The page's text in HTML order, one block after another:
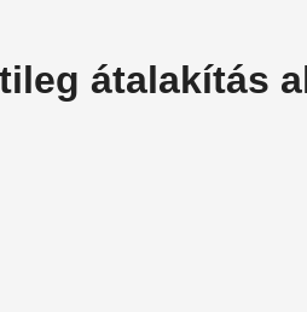
átalakítás